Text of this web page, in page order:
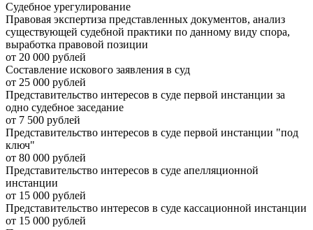
Судебное урегулирование
Правовая экспертиза представленных документов, анализ
существующей судебной практики по данному виду спора,
выработка правовой позиции
от 20 000 рублей
Составление искового заявления в суд
от 25 000 рублей
Представительство интересов в суде первой инстанции за
одно судебное заседание
от 7 500 рублей
Представительство интересов в суде первой инстанции "под
ключ"
от 80 000 рублей
Представительство интересов в суде апелляционной
инстанции
от 15 000 рублей
Представительство интересов в суде кассационной инстанции
от 15 000 рублей